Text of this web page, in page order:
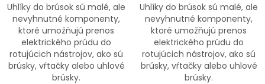
Uhlíky do brúsok sú malé, ale
nevyhnutné komponenty,
ktoré umožňujú prenos
elektrického prúdu do
rotujúcich nástrojov, ako sú
brúsky, vŕtačky alebo uhlové
brúsky.
Uhlíky do brúsok sú malé, ale
nevyhnutné komponenty,
ktoré umožňujú prenos
elektrického prúdu do
rotujúcich nástrojov, ako sú
brúsky, vŕtačky alebo uhlové
brúsky.